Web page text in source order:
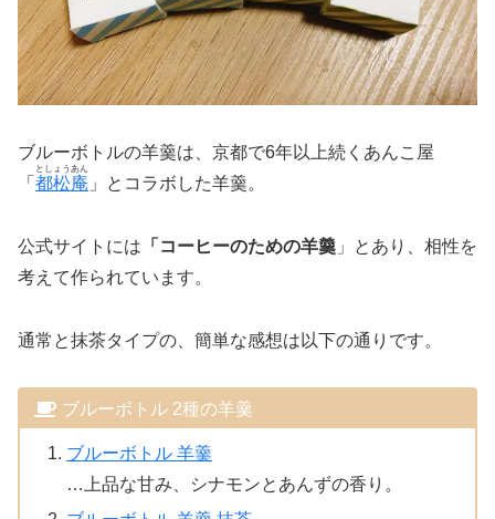
ブルーボトルの羊羹は、京都で6年以上続くあんこ屋
「 都松庵
としょうあん
」とコラボした羊羹。
公式サイトには 「コーヒーのための羊羹 」とあり、相性を
考えて作られています。
通常と抹茶タイプの、簡単な感想は以下の通りです。
ブルーボトル 2種の羊羹
ブルーボトル 羊羹
…上品な甘み、シナモンとあんずの香り。